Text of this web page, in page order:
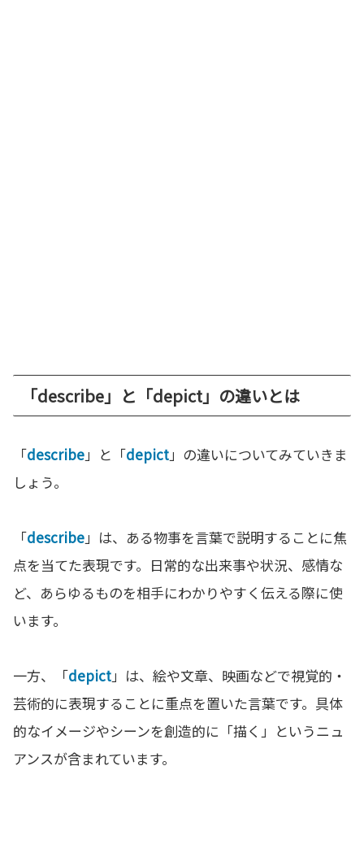
「describe」と「depict」の違いとは
「describe」と「depict」の違いについてみていきま
しょう。
「describe」は、ある物事を言葉で説明することに焦
点を当てた表現です。日常的な出来事や状況、感情な
ど、あらゆるものを相手にわかりやすく伝える際に使
います。
一方、「depict」は、絵や文章、映画などで視覚的・
芸術的に表現することに重点を置いた言葉です。具体
的なイメージやシーンを創造的に「描く」というニュ
アンスが含まれています。